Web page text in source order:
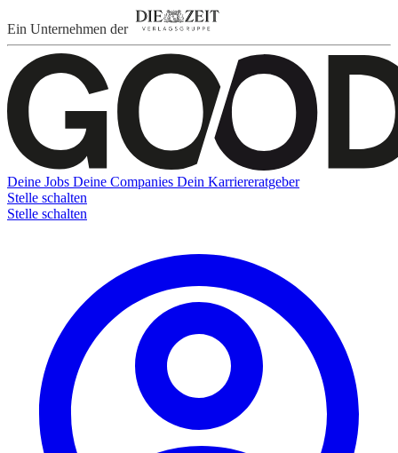
Ein Unternehmen der
Deine Jobs Deine Companies Dein Karriereratgeber
Stelle schalten
Stelle schalten